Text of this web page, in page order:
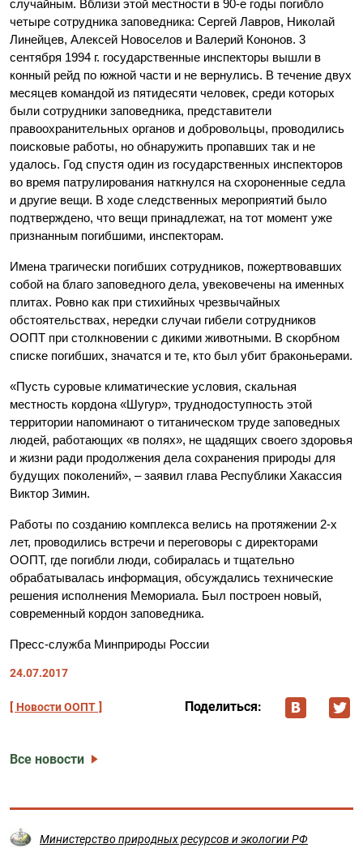
случайным. Вблизи этой местности в 90-е годы погибло
четыре сотрудника заповедника: Сергей Лавров, Николай
Линейцев, Алексей Новоселов и Валерий Кононов. 3
сентября 1994 г. государственные инспекторы вышли в
конный рейд по южной части и не вернулись. В течение двух
месяцев командой из пятидесяти человек, среди которых
были сотрудники заповедника, представители
правоохранительных органов и добровольцы, проводились
поисковые работы, но обнаружить пропавших так и не
удалось. Год спустя один из государственных инспекторов
во время патрулирования наткнулся на схороненные седла
и другие вещи. В ходе следственных мероприятий было
подтверждено, что вещи принадлежат, на тот момент уже
признанным погибшими, инспекторам.
Имена трагически погибших сотрудников, пожертвовавших
собой на благо заповедного дела, увековечены на именных
плитах. Ровно как при стихийных чрезвычайных
обстоятельствах, нередки случаи гибели сотрудников
ООПТ при столкновении с дикими животными. В скорбном
списке погибших, значатся и те, кто был убит браконьерами.
«Пусть суровые климатические условия, скальная
местность кордона «Шугур», труднодоступность этой
территории напоминают о титаническом труде заповедных
людей, работающих «в полях», не щадящих своего здоровья
и жизни ради продолжения дела сохранения природы для
будущих поколений», – заявил глава Республики Хакассия
Виктор Зимин.
Работы по созданию комплекса велись на протяжении 2-х
лет, проводились встречи и переговоры с директорами
ООПТ, где погибли люди, собиралась и тщательно
обрабатывалась информация, обсуждались технические
решения исполнения Мемориала. Был построен новый,
современный кордон заповедника.
Пресс-служба Минприроды России
24.07.2017
Новости ООПТ Поделиться:
Все новости
Министерство природных ресурсов и экологии РФ